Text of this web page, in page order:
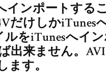
インポートする
だけしかiTunes
をiTunesへイ
出来ません。
ます。